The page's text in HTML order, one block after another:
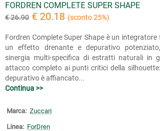
FORDREN COMPLETE SUPER SHAPE
€ 26.90 € 20.18 (sconto 25%)
Fordren Complete Super Shape è un
un effetto drenante e depurativo
sinergia multi-specifica di estratti naturali in
attacco completo ai punti critici della
depurativo è affiancato...
Continua >>
Marca: Zuccari
Linea: ForDren